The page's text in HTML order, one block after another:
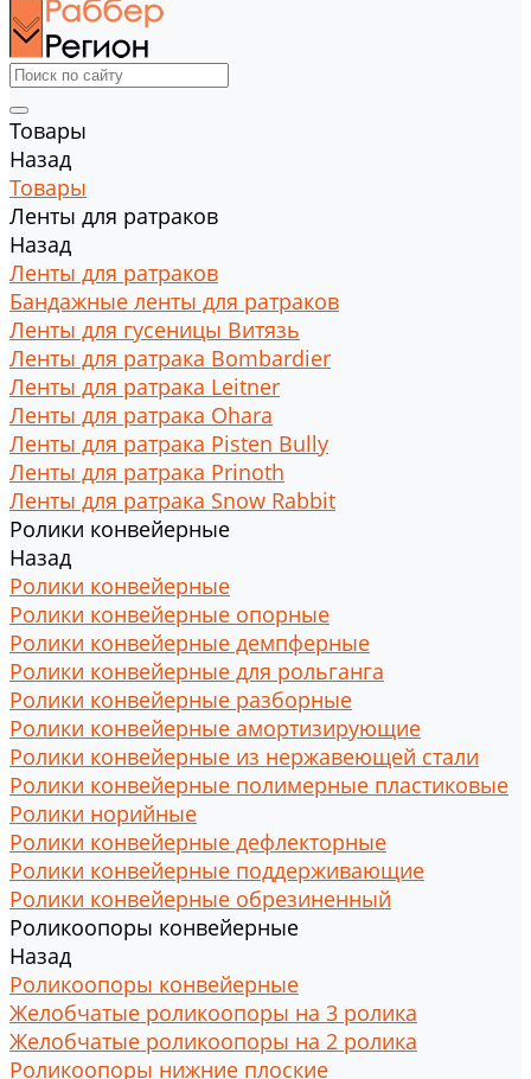
Товары
Назад
Товары
Ленты для ратраков
Назад
Ленты для ратраков
Бандажные ленты для ратраков
Ленты для гусеницы Витязь
Ленты для ратрака Bombardier
Ленты для ратрака Leitner
Ленты для ратрака Ohara
Ленты для ратрака Pisten Bully
Ленты для ратрака Prinoth
Ленты для ратрака Snow Rabbit
Ролики конвейерные
Назад
Ролики конвейерные
Ролики конвейерные опорные
Ролики конвейерные демпферные
Ролики конвейерные для рольганга
Ролики конвейерные разборные
Ролики конвейерные амортизирующие
Ролики конвейерные из нержавеющей стали
Ролики конвейерные полимерные пластиковые
Ролики норийные
Ролики конвейерные дефлекторные
Ролики конвейерные поддерживающие
Ролики конвейерные обрезиненный
Роликоопоры конвейерные
Назад
Роликоопоры конвейерные
Желобчатые роликоопоры на 3 ролика
Желобчатые роликоопоры на 2 ролика
Роликоопоры нижние плоские